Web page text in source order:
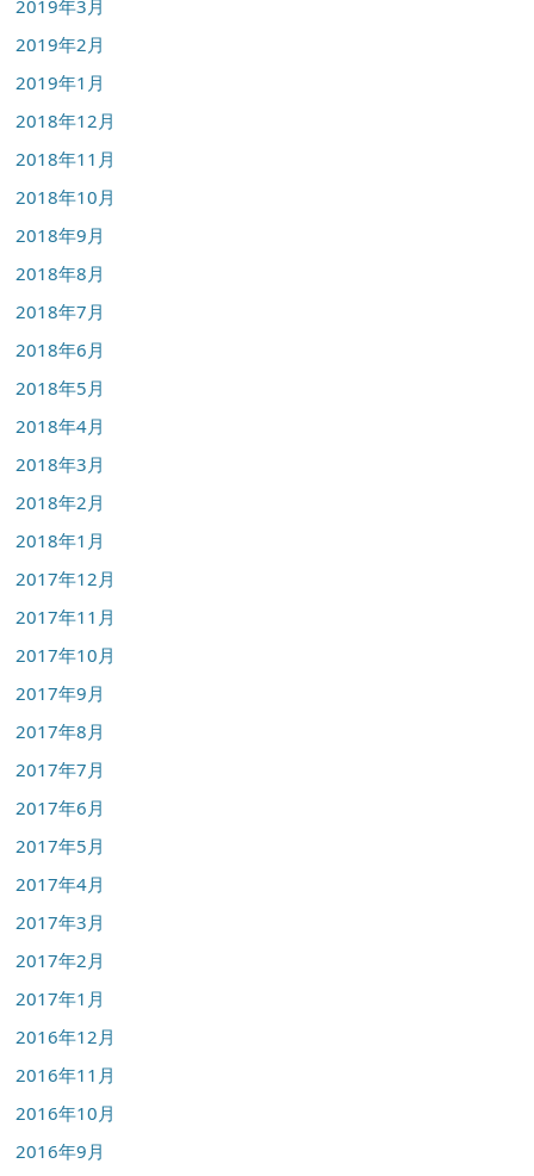
2019年3月
2019年2月
2019年1月
2018年12月
2018年11月
2018年10月
2018年9月
2018年8月
2018年7月
2018年6月
2018年5月
2018年4月
2018年3月
2018年2月
2018年1月
2017年12月
2017年11月
2017年10月
2017年9月
2017年8月
2017年7月
2017年6月
2017年5月
2017年4月
2017年3月
2017年2月
2017年1月
2016年12月
2016年11月
2016年10月
2016年9月